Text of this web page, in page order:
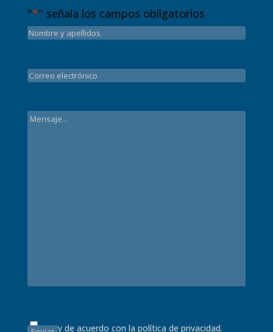
"*" señala los campos obligatorios
Estoy de acuerdo con la política de privacidad.